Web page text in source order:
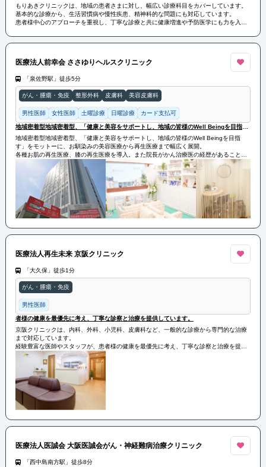
もりあきクリニックは、地域の患者さまに対し、幅広い診療科目をカバーしています。
基本的な診療から、生活習慣病や慢性疾患、精神科的な問題にも対応しています。
患者様中心のアプローチを重視し、丁寧な診療と共に健康増進や予防医学にも力を入れ
医療法人前幸会 ささゆりヘルスクリニック
「泉佐野駅」徒歩5分
がん・腫瘍・免疫 整形外科 皮膚科 美容皮膚科
男性医師 女性医師 土曜診療 日曜診療 カード支払可
地域密着型地域密着型、「健康と美容をサポートし、地域の皆様のWell Beingを目指す」をモットーに
地域密着型地域密着型、「健康と美容をサポートし、地域の皆様のWell Beingを目指
す」をモットーに、お馴染みの美容医療から再生医療まで幅広く展開。
各種お肌の再生医療、膝の再生医療を導入。また院長がかん治療医の経歴があることか
らNK細胞療法なども導入している。
医療法人再生未来 京阪クリニック
「大久保」徒歩1分
がん・腫瘍・免疫
男性医師
者様の健康を最優先に考え、丁寧な診察と治療を提供しています。
京阪クリニックは、内科、外科、小児科、皮膚科など、一般的な診療から専門的な治療
まで対応しています。
経験豊富な医師やスタッフが、患者様の健康を最優先に考え、丁寧な診察と治療を提供
しています。
また、予防医療や健康相談なども行っており、地域の皆様の健康をサポートしていま
医療法人医誠会 大阪医誠会がん・神経難病治療クリニック
「西中島南方駅」徒歩8分